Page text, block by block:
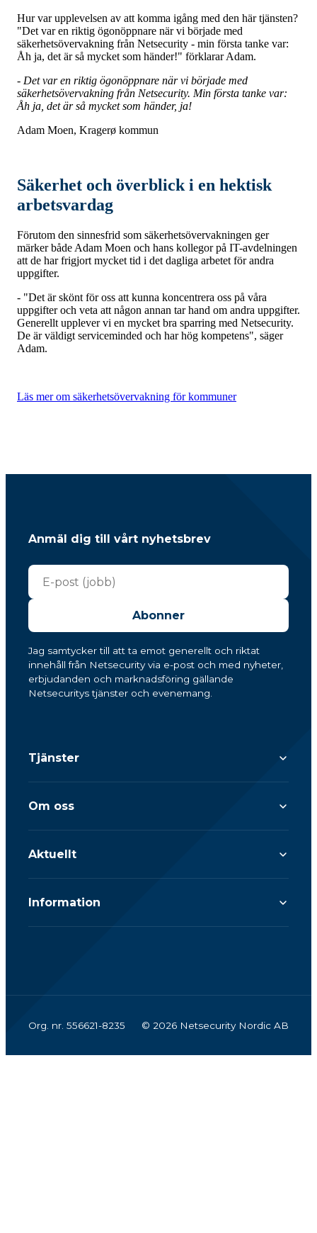
Hur var upplevelsen av att komma igång med den här tjänsten?
"Det var en riktig ögonöppnare när vi började med
säkerhetsövervakning från Netsecurity - min första tanke var:
Åh ja, det är så mycket som händer!" förklarar Adam.
- Det var en riktig ögonöppnare när vi började med
säkerhetsövervakning från Netsecurity. Min första tanke var:
Åh ja, det är så mycket som händer, ja!
Adam Moen, Kragerø kommun
Säkerhet och överblick i en hektisk
arbetsvardag
Förutom den sinnesfrid som säkerhetsövervakningen ger
märker både Adam Moen och hans kollegor på IT-avdelningen
att de har frigjort mycket tid i det dagliga arbetet för andra
uppgifter.
- "Det är skönt för oss att kunna koncentrera oss på våra
uppgifter och veta att någon annan tar hand om andra uppgifter.
Generellt upplever vi en mycket bra sparring med Netsecurity.
De är väldigt serviceminded och har hög kompetens", säger
Adam.
Läs mer om säkerhetsövervakning för kommuner
Anmäl dig till vårt nyhetsbrev
Abonner
Jag samtycker till att ta emot generellt och riktat
innehåll från Netsecurity via e-post och med nyheter,
erbjudanden och marknadsföring gällande
Netsecuritys tjänster och evenemang.
Tjänster
Om oss
Aktuellt
Information
Org. nr. 556621-8235 © 2026 Netsecurity Nordic AB